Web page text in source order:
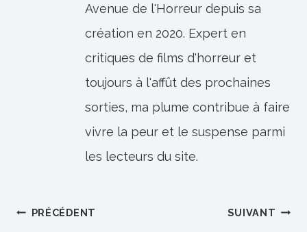
Avenue de l'Horreur depuis sa
création en 2020. Expert en
critiques de films d'horreur et
toujours à l'affût des prochaines
sorties, ma plume contribue à faire
vivre la peur et le suspense parmi
les lecteurs du site.
Navigation
PRÉCÉDENT SUIVANT